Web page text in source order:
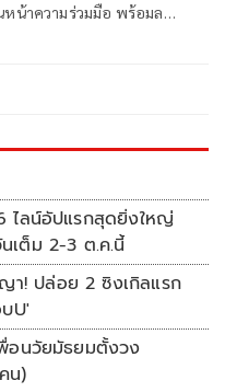
หน้าความร่วมมือ พร้อมลง
ไลน์อัปแรกสุดยิ่งใหญ่
เต็ม 2-3 ต.ค.นี้
! ปล่อย 2 ซิงเกิลแรก
U'
อนวัยมัธยมตั้งวง
น)